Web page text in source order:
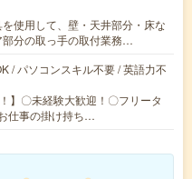
使用して、壁・天井部分・床な
部分の取っ手の取付業務…
/ パソコンスキル不要 / 英語力不
】〇未経験大歓迎！〇フリータ
仕事の掛け持ち…